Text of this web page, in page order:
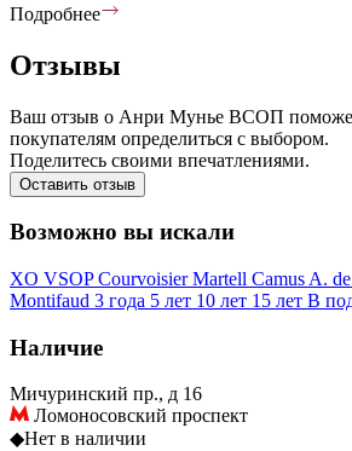
Подробнее
Отзывы
Ваш отзыв о Анри Мунье ВСOП
покупателям определиться с выбором.
Поделитесь своими впечатлениями.
Оставить отзыв
Возможно вы искали
XO VSOPCourvoisierMartell Camus A.
Montifaud 3 года 5 лет 10 лет 15 лет В
Наличие
Мичуринский пр., д 16
Ломоносовский проспект
◆Нет в наличии